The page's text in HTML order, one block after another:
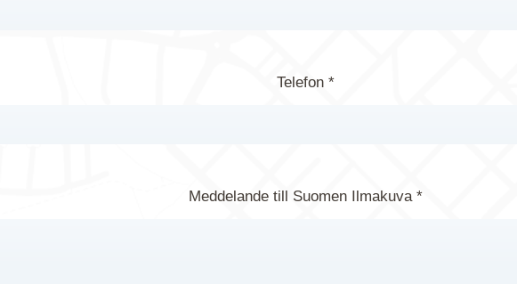
Telefon *
Meddelande till Suomen Ilmakuva *